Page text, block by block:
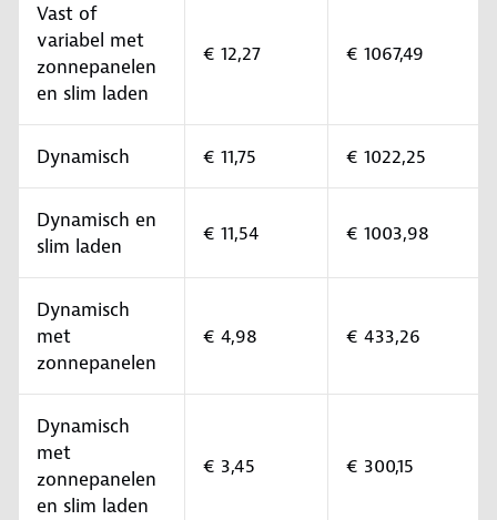
Vast of
variabel met
zonnepanelen
en slim laden
€ 12,27 € 1067,49
Dynamisch € 11,75 € 1022,25
Dynamisch en
slim laden
€ 11,54 € 1003,98
Dynamisch
met
zonnepanelen
€ 4,98 € 433,26
Dynamisch
met
zonnepanelen
en slim laden
€ 3,45 € 300,15